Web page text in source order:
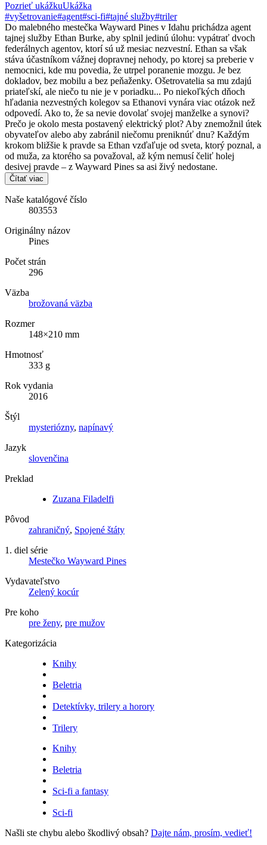
Pozrieť ukážkuUkážka
#vyšetrovanie#agent#sci-fi#tajné služby#triler
Do malebného mestečka Wayward Pines v Idahu prichádza agent
tajnej služby Ethan Burke, aby splnil jedinú úlohu: vypátrať dvoch
federálnych agentov, ktorí sú už mesiac nezvestní. Ethan sa však
stáva účastníkom vážnej dopravnej nehody, po ktorej sa preberie v
nemocnici, kde mu povedia, že utrpel poranenie mozgu. Je bez
dokladov, bez mobilu a bez peňaženky. Ošetrovatelia sa mu zdajú
priateľskí, ale niečo tu nie je v poriadku... Po niekoľkých dňoch
hľadania nezvestných kolegov sa Ethanovi vynára viac otázok než
odpovedí. Ako to, že sa nevie dovolať svojej manželke a synovi?
Prečo je okolo mesta postavený elektrický plot? Aby znemožnil útek
obyvateľov alebo aby zabránil niečomu preniknúť dnu? Každým
krokom bližšie k pravde sa Ethan vzďaľuje od sveta, ktorý poznal, a
od muža, za ktorého sa považoval, až kým nemusí čeliť holej
desivej pravde – z Wayward Pines sa asi živý nedostane.
Čítať viac
Naše katalógové číslo
803553
Originálny názov
Pines
Počet strán
296
Väzba
brožovaná väzba
Rozmer
148×210 mm
Hmotnosť
333 g
Rok vydania
2016
Štýl
mysteriózny, napínavý
Jazyk
slovenčina
Preklad
Zuzana Filadelfi
Pôvod
zahraničný, Spojené štáty
1. diel série
Mestečko Wayward Pines
Vydavateľstvo
Zelený kocúr
Pre koho
pre ženy, pre mužov
Kategorizácia
Knihy
Beletria
Detektívky, trilery a horory
Trilery
Knihy
Beletria
Sci-fi a fantasy
Sci-fi
Našli ste chybu alebo škodlivý obsah? Dajte nám, prosím, vedieť!